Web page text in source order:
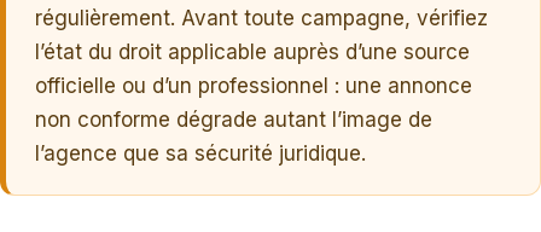
régulièrement. Avant toute campagne, vérifiez
l’état du droit applicable auprès d’une source
officielle ou d’un professionnel : une annonce
non conforme dégrade autant l’image de
l’agence que sa sécurité juridique.